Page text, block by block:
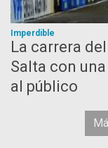
Imperdible
La carrera
Salta con
al público